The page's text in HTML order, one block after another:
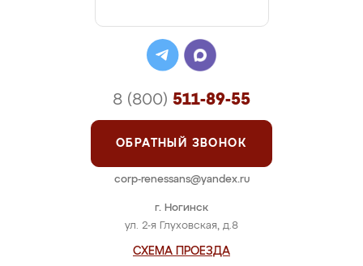
г. Ногинск
ул. 2-я Глуховская, д.8
СХЕМА ПРОЕЗДА
8 (800) 511-89-55
ОБРАТНЫЙ ЗВОНОК
corp-renessans@yandex.ru